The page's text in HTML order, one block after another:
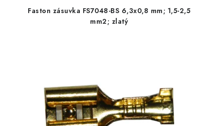
Faston zásuvka FS7048-BS 6,3x0,8 mm; 1,5-2,5
mm2; zlatý